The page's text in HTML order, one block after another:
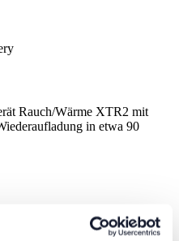
Rauch/Wärme XTR2 mit
in etwa 90
150 ml